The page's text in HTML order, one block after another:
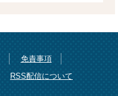
免責事項
RSS配信について